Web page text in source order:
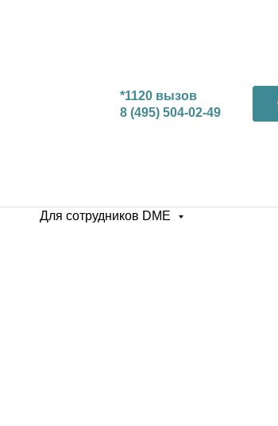
*1120 вызов
8 (495) 504-02-49
Для сотрудников DME